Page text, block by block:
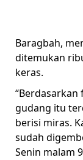
Baragbah,
ditemukan
keras.
gudang itu
berisi miras.
sudah
Senin malam